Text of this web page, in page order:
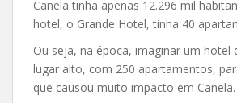
Canela tinha apenas 12.296 mil
hotel, o Grande Hotel, tinha 40
Ou seja, na época, imaginar um hotel
lugar alto, com 250 apartamentos,
que causou muito impacto em Canela.